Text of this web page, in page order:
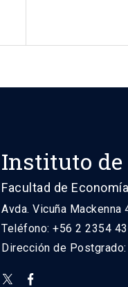
Instituto de
Facultad de
Avda. Vicuña Mackenna
Teléfono: +56 2 2354
Dirección de